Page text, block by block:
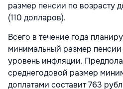
размер пенсии по возрасту
(110 долларов).
Всего в течение года
минимальный размер
уровень инфляции.
среднегодовой размер
доплатами составит 763